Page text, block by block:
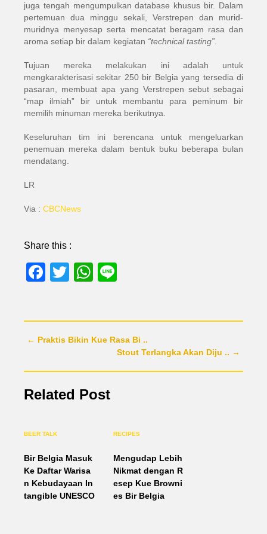
juga tengah mengumpulkan database khusus bir. Dalam
pertemuan dua minggu sekali, Verstrepen dan murid-
muridnya menyesap serta mencatat beragam rasa dan
aroma setiap bir dalam kegiatan “technical tasting”
Tujuan mereka melakukan ini adalah untuk
mengkarakterisasi sekitar 250 bir Belgia yang tersedia di
pasaran, membuat apa yang Verstrepen sebut sebagai
“map ilmiah” bir untuk membantu para peminum bir
memilih minuman mereka berikutnya.
Keseluruhan tim ini berencana untuk mengeluarkan
penemuan mereka dalam bentuk buku beberapa bulan
mendatang.
LR
Via : CBCNews
Share this :
Facebook
TwitterWhatsApp
← Praktis Bikin Kue Rasa Bi ..
Stout Terlangka Akan Diju .. →
Related Post
BEER TALK
Bir Belgia Masuk
Ke Daftar Warisa
n Kebudayaan In
tangible UNESCO
RECIPES
Mengudap Lebih
Nikmat dengan R
esep Kue Browni
es Bir Belgia